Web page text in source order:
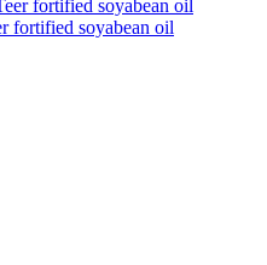
fortified soyabean oil